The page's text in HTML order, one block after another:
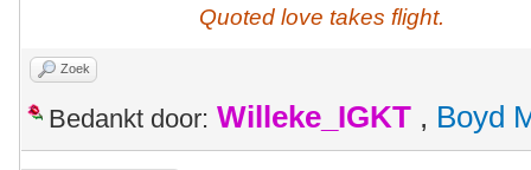
Quoted love takes flight.
Zoek
Bedankt door: Willeke_IGKT , Boyd